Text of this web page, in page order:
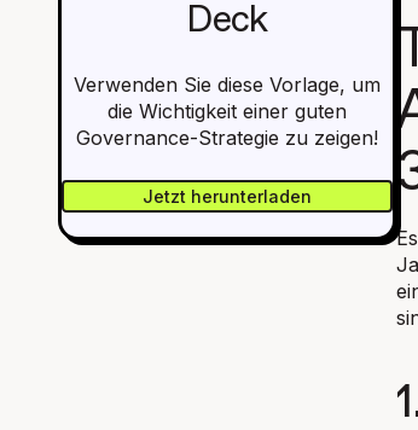
Deck
Verwenden Sie diese Vorlage, um
die Wichtigkeit einer guten
Governance-Strategie zu zeigen!
Jetzt herunterladen